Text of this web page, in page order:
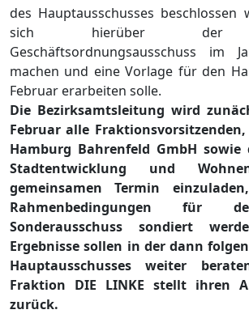
des Hauptausschusses beschlossen
sich hierüber der
Geschäftsordnungsausschuss im
machen und eine Vorlage für den
Februar erarbeiten solle.
Die Bezirksamtsleitung wird
Februar alle Fraktionsvorsitzenden,
Hamburg Bahrenfeld GmbH
Stadtentwicklung und
gemeinsamen Termin
Rahmenbedingungen für
Sonderausschuss sondiert
Ergebnisse sollen in der dann
Hauptausschusses weiter
Fraktion DIE LINKE stellt ihren
zurück.